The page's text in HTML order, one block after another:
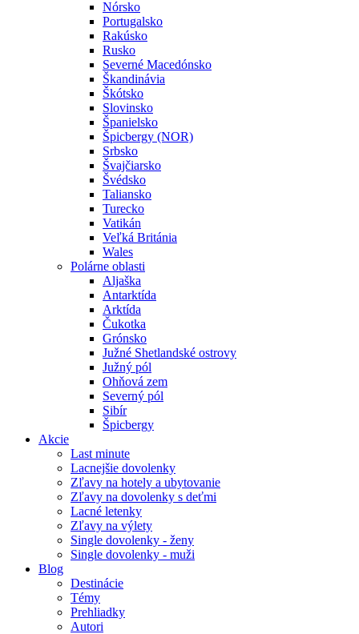
Nórsko
Portugalsko
Rakúsko
Rusko
Severné Macedónsko
Škandinávia
Škótsko
Slovinsko
Španielsko
Špicbergy (NOR)
Srbsko
Švajčiarsko
Švédsko
Taliansko
Turecko
Vatikán
Veľká Británia
Wales
Polárne oblasti
Aljaška
Antarktída
Arktída
Čukotka
Grónsko
Južné Shetlandské ostrovy
Južný pól
Ohňová zem
Severný pól
Sibír
Špicbergy
Akcie
Last minute
Lacnejšie dovolenky
Zľavy na hotely a ubytovanie
Zľavy na dovolenky s deťmi
Lacné letenky
Zľavy na výlety
Single dovolenky - ženy
Single dovolenky - muži
Blog
Destinácie
Témy
Prehliadky
Autori